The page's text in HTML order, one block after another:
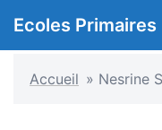
auEcoles Primaires
Accueil » Nesrine